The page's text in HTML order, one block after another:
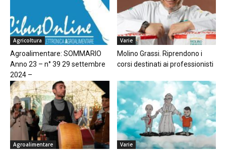
Agricoltura
Agroalimentare: SOMMARIO
Anno 23 – n° 39 29 settembre
2024 –
Varie
Molino Grassi. Riprendono i
corsi destinati ai professionisti
Agroalimentare Varie